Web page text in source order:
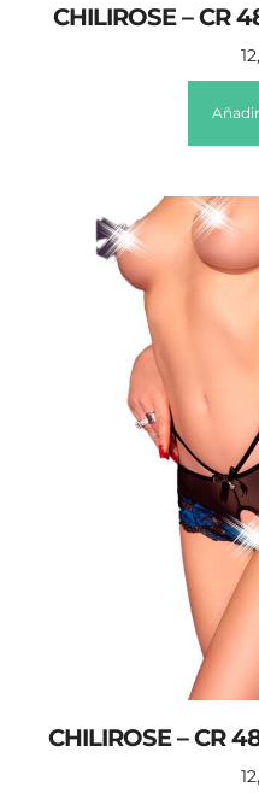
CHILIROSE – CR
CHILIROSE – CR